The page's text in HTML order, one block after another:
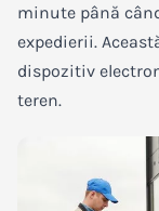
minute până
expedierii.
dispozitiv
teren.